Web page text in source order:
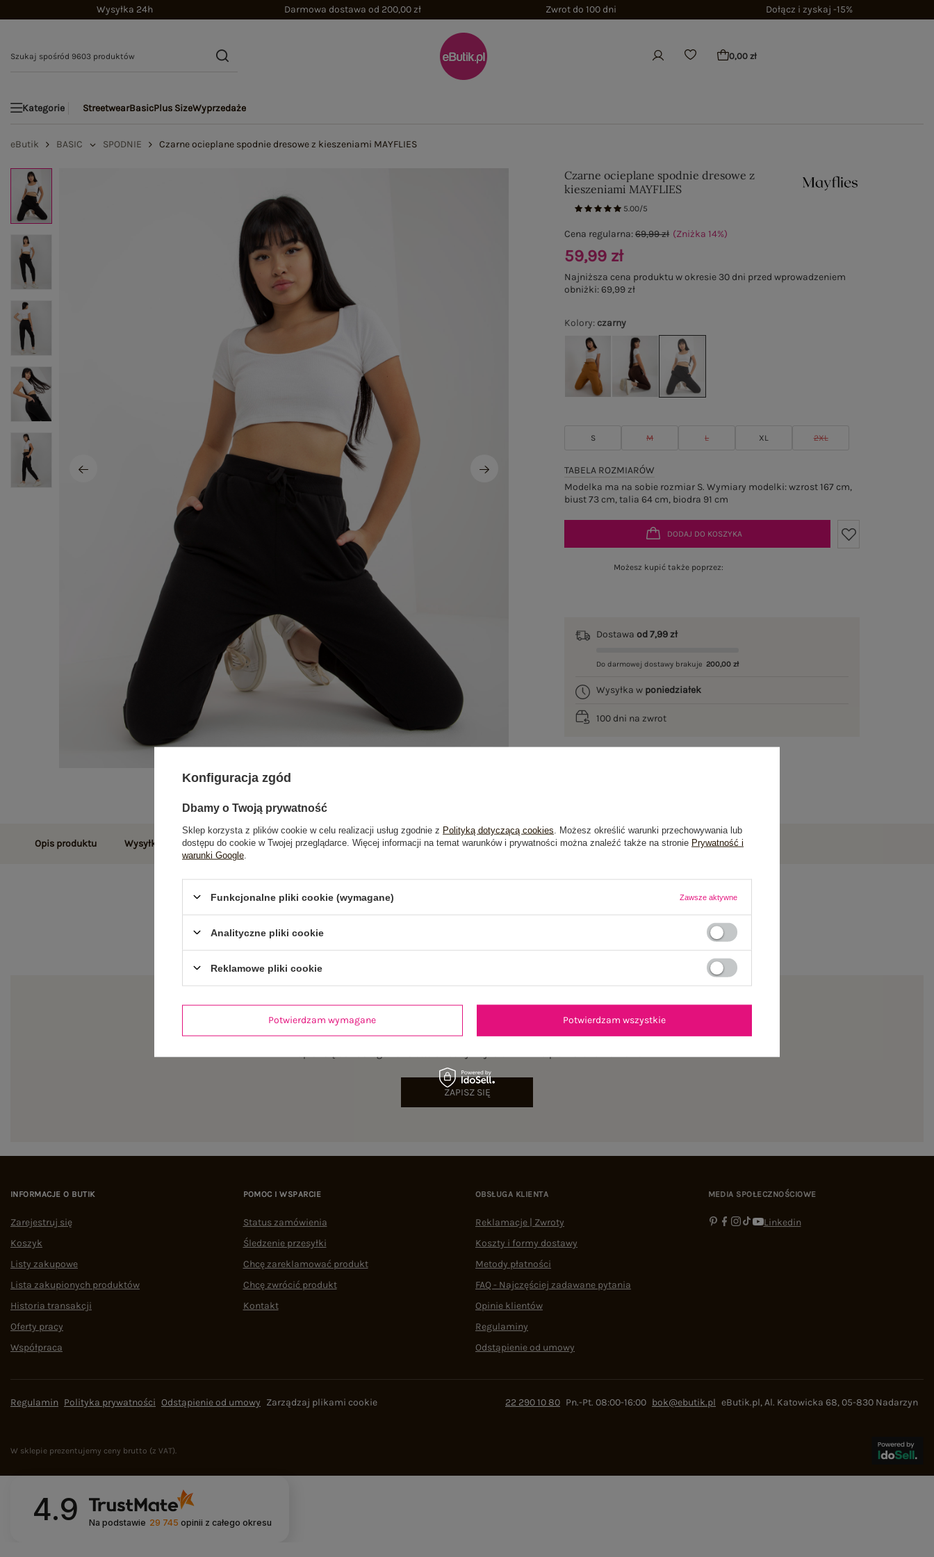
Wysyłka 24h Darmowa dostawa od 200,00 zł Zwrot do 100 dni Dołącz i zyskaj -15%
0,00 zł
Kategorie StreetwearBasicPlus SizeWyprzedaże
eButik BASIC SPODNIE Czarne ocieplane spodnie dresowe z kieszeniami MAYFLIES
Czarne ocieplane spodnie dresowe z
kieszeniami MAYFLIES
5.00/5
Kolory: czarny
S M L XL 2XL
TABELA ROZMIARÓW
Modelka ma na sobie rozmiar S. Wymiary modelki: wzrost 167 cm,
biust 73 cm, talia 64 cm, biodra 91 cm
Cena regularna:69,99 zł (Zniżka14%)
59,99 zł
Najniższa cena produktu w okresie 30 dni przed wprowadzeniem
obniżki:69,99 zł
DODAJ DO KOSZYKA
Możesz kupić także poprzez:
Dostawaod 7,99 zł
Do darmowej dostawy brakuje 200,00 zł
Wysyłka w poniedziałek
100 dni na zwrot
Opis produktu Wysyłka i dostawa Zwroty i reklamacje Opinie o produkcie(2)
ZAPISZ SIĘ
INFORMACJE O BUTIK
Zarejestruj się
Koszyk
Listy zakupowe
Lista zakupionych produktów
Historia transakcji
Oferty pracy
Współpraca
POMOC I WSPARCIE
Status zamówienia
Śledzenie przesyłki
Chcę zareklamować produkt
Chcę zwrócić produkt
Kontakt
OBSŁUGA KLIENTA
Reklamacje | Zwroty
Koszty i formy dostawy
Metody płatności
FAQ - Najczęściej zadawane pytania
Opinie klientów
Regulaminy
Odstąpienie od umowy
MEDIA SPOŁECZNOŚCIOWE
Linkedin
Regulamin Polityka prywatności Odstąpienie od umowy Zarządzaj plikami cookie 22 290 10 80 Pn.-Pt. 08:00-16:00 bok@ebutik.pl eButik.pl,Al. Katowicka 68,05-830 Nadarzyn
W sklepie prezentujemy ceny brutto (z VAT).
4.9 Na podstawie 29 745 opinii z całego okresu
Konfiguracja zgód
Dbamy o Twoją prywatność
Sklep korzysta z plików cookie w celu realizacji usług zgodnie z Polityką dotyczącą cookies . Możesz określić warunki przechowywania lub
dostępu do cookie w Twojej przeglądarce. Więcej informacji na temat warunków i prywatności można znaleźć także na stronie Prywatność i
warunki Google
Funkcjonalne pliki cookie (wymagane) Zawsze aktywne
Analityczne pliki cookie
Reklamowe pliki cookie
Potwierdzam wymagane Potwierdzam wszystkie